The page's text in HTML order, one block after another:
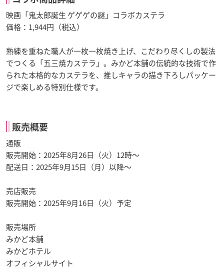
映画「鬼太郎誕生 ゲゲゲの謎」コラボカステラ
価格：1,944円（税込）
熟練を重ねた職人が一枚一枚焼き上げ、こだわり尽くしの製法
でつくる「五三焼カステラ」。みかど本舗の伝統的な技術で作
られた本格的なカステラを、推しキャラの描き下ろしパッケー
ジで楽しめる特別仕様です。
販売概要
通販
販売開始：2025年8月26日（火）12時～
配送日：2025年9月15日（月）以降～
売店販売
販売開始：2025年9月16日（火）予定
販売場所
みかど本舗
みかどホテル
オフィシャルサイト